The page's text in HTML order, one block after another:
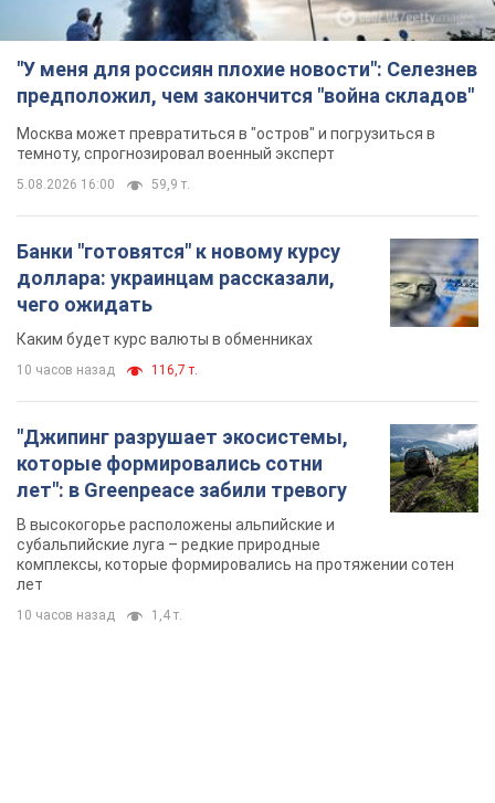
"У меня для россиян плохие новости": Селезнев
предположил, чем закончится "война складов"
Москва может превратиться в "остров" и погрузиться в
темноту, спрогнозировал военный эксперт
5.08.2026 16:00 59,9 т.
Банки "готовятся" к новому курсу
доллара: украинцам рассказали,
чего ожидать
Каким будет курс валюты в обменниках
10 часов назад 116,7 т.
"Джипинг разрушает экосистемы,
которые формировались сотни
лет": в Greenpeace забили тревогу
В высокогорье расположены альпийские и
субальпийские луга – редкие природные
комплексы, которые формировались на протяжении сотен
лет
10 часов назад 1,4 т.